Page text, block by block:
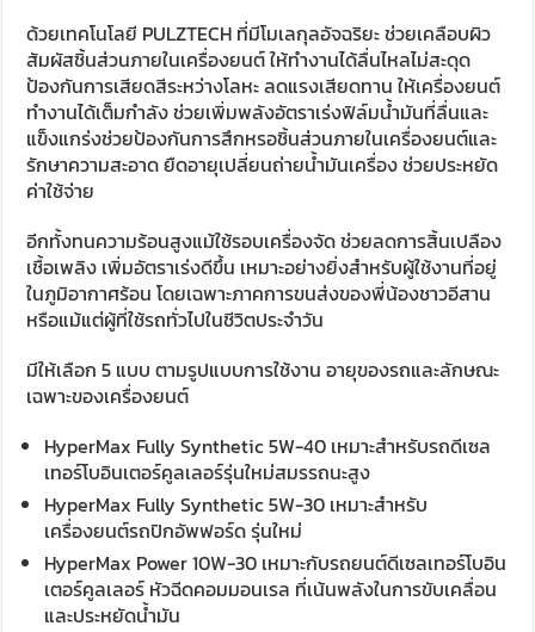
ด้วยเทคโนโลยี PULZTECH ที่มีโมเลกุลอัจฉริยะ ช่วยเคลือบผิว
สัมผัสชิ้นส่วนภายในเครื่องยนต์ ให้ทำงานได้ลื่นไหลไม่สะดุด
ป้องกันการเสียดสีระหว่างโลหะ ลดแรงเสียดทาน ให้เครื่องยนต์
ทำงานได้เต็มกำลัง ช่วยเพิ่มพลังอัตราเร่งฟิล์มน้ำมันที่ลื่นและ
แข็งแกร่งช่วยป้องกันการสึกหรอชิ้นส่วนภายในเครื่องยนต์และ
รักษาความสะอาด ยืดอายุเปลี่ยนถ่ายน้ำมันเครื่อง ช่วยประหยัด
ค่าใช้จ่าย
อีกทั้งทนความร้อนสูงแม้ใช้รอบเครื่องจัด ช่วยลดการสิ้นเปลือง
เชื้อเพลิง เพิ่มอัตราเร่งดีขึ้น เหมาะอย่างยิ่งสำหรับผู้ใช้งานที่อยู่
ในภูมิอากาศร้อน โดยเฉพาะภาคการขนส่งของพี่น้องชาวอีสาน
หรือแม้แต่ผู้ที่ใช้รถทั่วไปในชีวิตประจำวัน
มีให้เลือก 5 แบบ ตามรูปแบบการใช้งาน อายุของรถและลักษณะ
เฉพาะของเครื่องยนต์
HyperMax Fully Synthetic 5W-40 เหมาะสำหรับรถดีเซล
เทอร์โบอินเตอร์คูลเลอร์รุ่นใหม่สมรรถนะสูง
HyperMax Fully Synthetic 5W-30 เหมาะสำหรับ
เครื่องยนต์รถปิกอัพฟอร์ด รุ่นใหม่
HyperMax Power 10W-30 เหมาะกับรถยนต์ดีเซลเทอร์โบอิน
เตอร์คูลเลอร์ หัวฉีดคอมมอนเรล ที่เน้นพลังในการขับเคลื่อน
และประหยัดน้ำมัน